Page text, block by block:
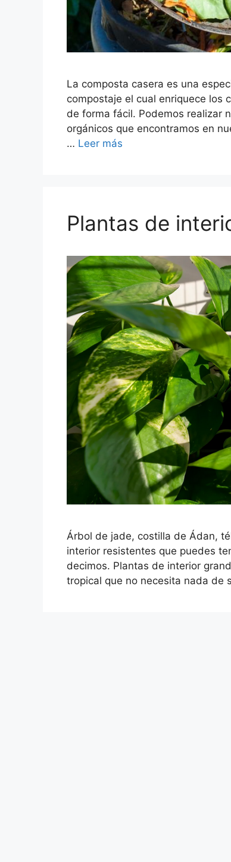
La composta casera es una
compostaje el cual enriquece los
de forma fácil. Podemos realizar
orgánicos que encontramos en
… Leer más
Plantas de
Árbol de jade, costilla de Ádan,
interior resistentes que puedes
decimos. Plantas de interior
tropical que no necesita nada de